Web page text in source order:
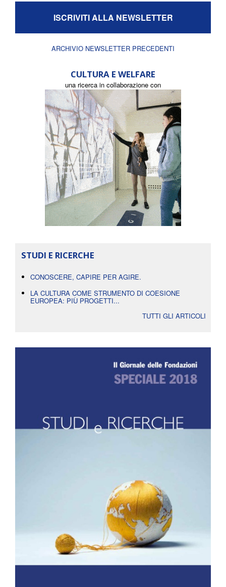
ISCRIVITI ALLA NEWSLETTER
ARCHIVIO NEWSLETTER PRECEDENTI
CULTURA E WELFARE
una ricerca in collaborazione con
STUDI E RICERCHE
CONOSCERE, CAPIRE PER AGIRE.
LA CULTURA COME STRUMENTO DI COESIONE
EUROPEA: PIÙ PROGETTI...
TUTTI GLI ARTICOLI